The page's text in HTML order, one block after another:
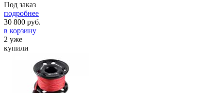
Под заказ
подробнее
30 800 руб.
в корзину
2 уже
купили